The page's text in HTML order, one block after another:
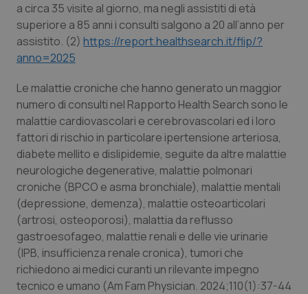
Quotidiano Oncologia
Quotidiano Pediatria
Rene & patologie urogenitali
Salute orale & impianti
Sangue & coagulazione
Tiroide
Tumore al seno
Tumore ovarico
a circa 35 visite al giorno, ma negli assistiti di età
superiore a 85 anni i consulti salgono a 20 all’anno per
assistito. (2) https://report.healthsearch.it/flip/?
anno=2025
Le malattie croniche che hanno generato un maggior
numero di consulti nel Rapporto Health Search sono le
malattie cardiovascolari e cerebrovascolari ed i loro
fattori di rischio in particolare ipertensione arteriosa,
diabete mellito e dislipidemie, seguite da altre malattie
neurologiche degenerative, malattie polmonari
croniche (BPCO e asma bronchiale), malattie mentali
(depressione, demenza), malattie osteoarticolari
(artrosi, osteoporosi), malattia da reflusso
gastroesofageo, malattie renali e delle vie urinarie
(IPB, insufficienza renale cronica), tumori che
richiedono ai medici curanti un rilevante impegno
tecnico e umano (Am Fam Physician. 2024;110(1):37-44